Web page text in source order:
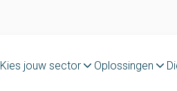
Kies jouw sector Oplossingen